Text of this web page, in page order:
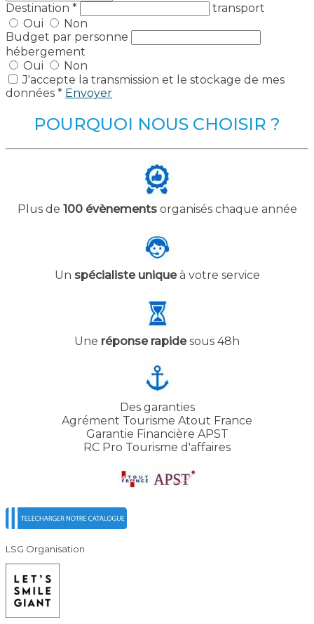
Destination *
transport
Oui
Non
Budget par personne
hébergement
Oui
Non
J'accepte la transmission et le stockage de mes
données * Envoyer
POURQUOI NOUS CHOISIR ?
Plus de 100 évènementsorganisés chaque année
Un spécialiste uniqueà votre service
Une réponse rapidesous 48h
Des garanties
Agrément Tourisme Atout France
Garantie Financière APST
RC Pro Tourisme d'affaires
LSG Organisation